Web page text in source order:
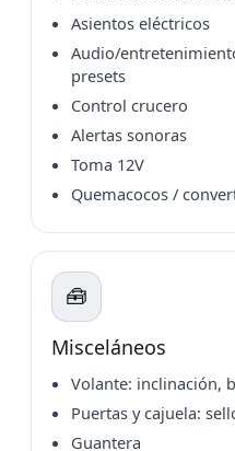
Asientos eléctricos
Audio/
presets
Control crucero
Alertas sonoras
Toma 12V
Quemacocos /
🧰
Misceláneos
Volante: inclinación,
Puertas y cajuela:
Guantera